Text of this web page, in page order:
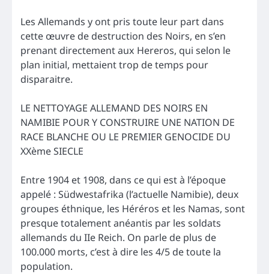
Les Allemands y ont pris toute leur part dans
cette œuvre de destruction des Noirs, en s’en
prenant directement aux Hereros, qui selon le
plan initial, mettaient trop de temps pour
disparaitre.
LE NETTOYAGE ALLEMAND DES NOIRS EN
NAMIBIE POUR Y CONSTRUIRE UNE NATION DE
RACE BLANCHE OU LE PREMIER GENOCIDE DU
XXème SIECLE
Entre 1904 et 1908, dans ce qui est à l’époque
appelé : Südwestafrika (l’actuelle Namibie), deux
groupes éthnique, les Héréros et les Namas, sont
presque totalement anéantis par les soldats
allemands du IIe Reich. On parle de plus de
100.000 morts, c’est à dire les 4/5 de toute la
population.